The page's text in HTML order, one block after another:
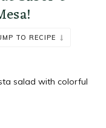
TO RECIPE